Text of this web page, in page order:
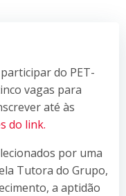
do PET-
vagas para
até às
do link.
por uma
Tutora do Grupo,
a aptidão